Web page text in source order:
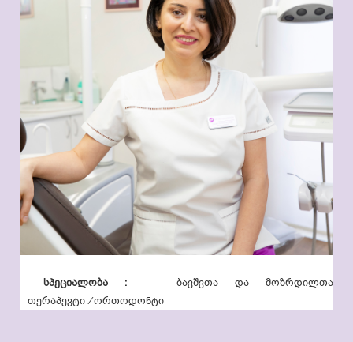
სპეციალობა :
ბავშვთა და მოზრდილთა
თერაპევტი /ორთოდონტი